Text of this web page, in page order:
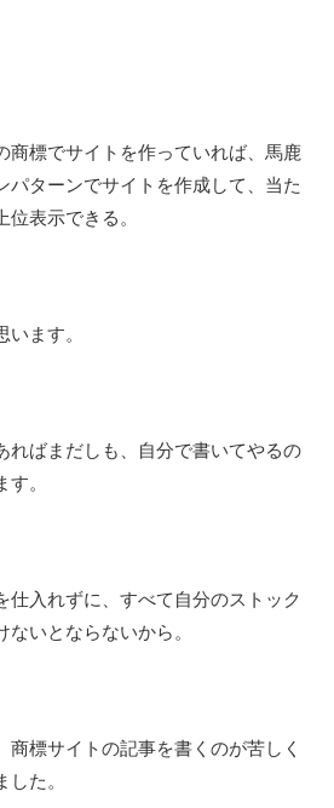
商標でサイトを作っていれば、馬鹿
パターンでサイトを作成して、当た
位表示できる。
ます。
ればまだしも、自分で書いてやるの
。
仕入れずに、すべて自分のストック
いとならないから。
商標サイトの記事を書くのが苦しく
た。